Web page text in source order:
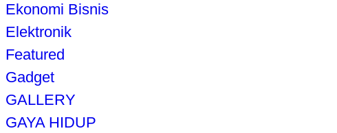
Ekonomi Bisnis
Elektronik
Featured
Gadget
GALLERY
GAYA HIDUP